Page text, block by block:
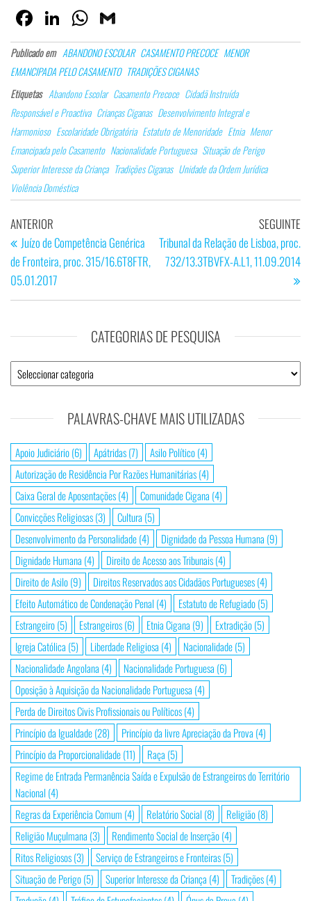
Fa
ce
bo
ok
Lin
ke
dI
n
W
ha
ts
Ap
p
m
ail
Publicado em ABANDONO ESCOLAR CASAMENTO PRECOCE MENOR
EMANCIPADA PELO CASAMENTO TRADIÇÕES CIGANAS
Etiquetas Abandono Escolar Casamento Precoce Cidadã Instruída
Responsável e Proactiva Crianças Ciganas Desenvolvimento Integral e
Harmonioso Escolaridade Obrigatória Estatuto de Menoridade Etnia Menor
Emancipada pelo Casamento Nacionalidade Portuguesa Situação de Perigo
Superior Interesse da Criança Tradições Ciganas Unidade da Ordem Jurídica
Violência Doméstica
Navegação
de
artigos
Artigo
anterior
ANTERIOR
Juízo de Competência Genérica
de Fronteira, proc. 315/16.6T8FTR,
05.01.2017
SEGUINTE
Tribunal da Relação de Lisboa, proc.
732/13.3TBVFX-A.L1, 11.09.2014
CATEGORIAS DE PESQUISA
Categorias
de
PALAVRAS-CHAVE MAIS UTILIZADAS
Apoio Judiciário(6) Apátridas(7) Asilo Político(4)
Autorização de Residência Por Razões Humanitárias(4)
Caixa Geral de Aposentações(4) Comunidade Cigana (4)
Convicções Religiosas(3) Cultura (5)
Desenvolvimento da Personalidade(4) Dignidade da Pessoa Humana (9)
Dignidade Humana (4) Direito de Acesso aos Tribunais(4)
Direito de Asilo(9) Direitos Reservados aos Cidadãos Portugueses(4)
Efeito Automático de Condenação Penal (4) Estatuto de Refugiado(5)
Estrangeiro(5) Estrangeiros(6) Etnia Cigana (9) Extradição(5)
Igreja Católica (5) Liberdade Religiosa (4) Nacionalidade(5)
Nacionalidade Angolana (4) Nacionalidade Portuguesa (6)
Oposição à Aquisição da Nacionalidade Portuguesa (4)
Perda de Direitos Civis Profissionais ou Políticos(4)
Princípio da Igualdade(28) Princípio da livre Apreciação da Prova (4)
Princípio da Proporcionalidade(11) Raça (5)
Regime de Entrada Permanência Saída e Expulsão de Estrangeiros do Território
Nacional (4)
Regras da Experiência Comum (4) Relatório Social (8) Religião(8)
Religião Muçulmana (3) Rendimento Social de Inserção(4)
Ritos Religiosos(3) Serviço de Estrangeiros e Fronteiras(5)
Situação de Perigo(5) Superior Interesse da Criança (4) Tradições(4)